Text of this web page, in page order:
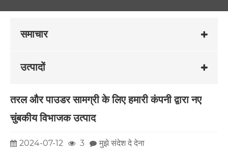
समाचार
उत्पादों
तरल और पाउडर सामग्री के लिए हमारी कंपनी द्वारा नए
चुंबकीय विभाजक उत्पाद
2024-07-12 3
मुझे संदेश दे देना